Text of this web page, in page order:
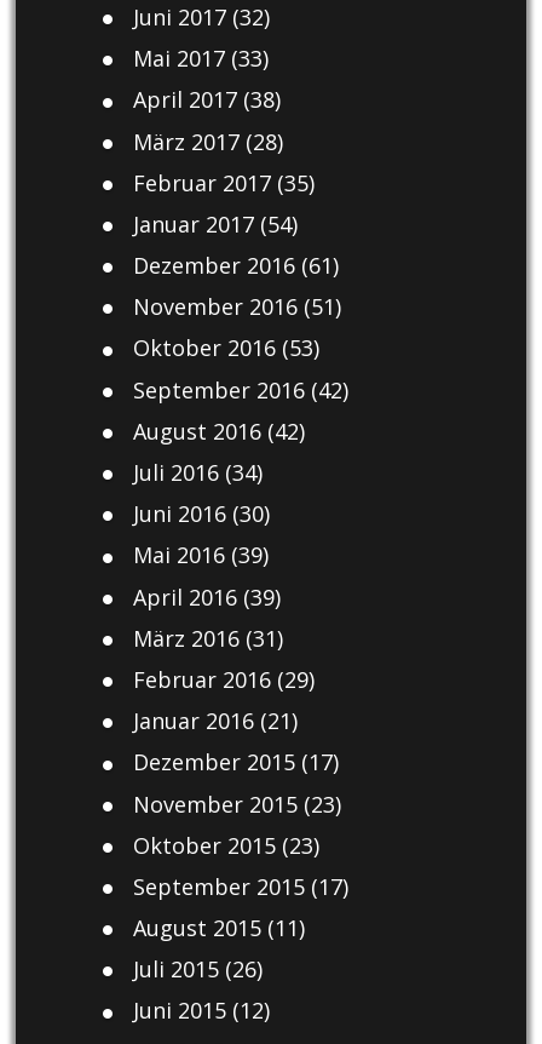
Juni 2017(32)
Mai 2017(33)
April 2017(38)
März 2017(28)
Februar 2017(35)
Januar 2017(54)
Dezember 2016(61)
November 2016(51)
Oktober 2016(53)
September 2016(42)
August 2016(42)
Juli 2016(34)
Juni 2016(30)
Mai 2016(39)
April 2016(39)
März 2016(31)
Februar 2016(29)
Januar 2016(21)
Dezember 2015(17)
November 2015(23)
Oktober 2015(23)
September 2015(17)
August 2015(11)
Juli 2015(26)
Juni 2015(12)